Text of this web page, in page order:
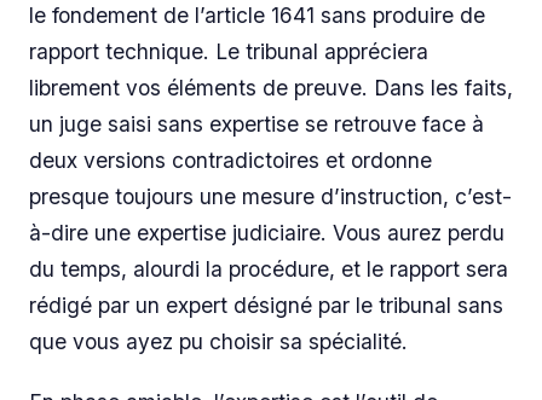
le fondement de l’article 1641 sans produire de
rapport technique. Le tribunal appréciera
librement vos éléments de preuve. Dans les faits,
un juge saisi sans expertise se retrouve face à
deux versions contradictoires et ordonne
presque toujours une mesure d’instruction, c’est-
à-dire une expertise judiciaire. Vous aurez perdu
du temps, alourdi la procédure, et le rapport sera
rédigé par un expert désigné par le tribunal sans
que vous ayez pu choisir sa spécialité.